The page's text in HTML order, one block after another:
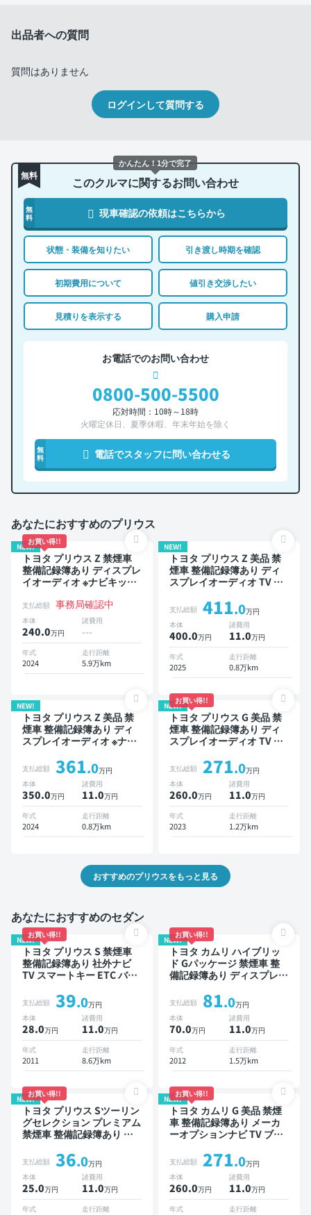
出品者への質問
質問はありません
ログインして質問する
無料 このクルマに関するお問い合わせ
無
料
現車確認の依頼はこちらから
状態・装備を知りたい 引き渡し時期を確認
初期費用について 値引き交渉したい
見積りを表示する 購入申請
お電話でのお問い合わせ
0800-500-5500
応対時間：10時～18時
火曜定休日、夏季休暇、年末年始を除く
無
料
電話でスタッフに問い合わせる
あなたにおすすめのプリウス
NEW!
お買い得!!
トヨタ プリウス Z 禁煙車
整備記録簿あり ディスプレ
イオーディオ ※ナビキット
トモニター デジタルインナ
ーミラー オートクルーズ
スマートキー ETC バック
モニター 全方位カメラ ド
ライブレコーダー 衝突軽減
支払総額 事務局確認中
本体
240.0万円
諸費用
---
年式
2024
走行距離
5.9万km
NEW!
トヨタ プリウス Z 美品 禁
煙車 整備記録簿あり ディ
スプレイオーディオ TV ブ
デジタルインナーミラー オ
ートクルーズ スマートキー
ETC サンルーフ 電動バッ
クドア バックモニター 全
方位カメラ ドライブレコー
ダー 衝突軽減
支払総額 411.0万円
本体
400.0万円
諸費用
11.0万円
年式
2025
走行距離
0.8万km
NEW!
トヨタ プリウス Z 美品 禁
煙車 整備記録簿あり ディ
スプレイオーディオ ※ナビ
スポットモニター デジタル
インナーミラー オートクル
ーズ 電動バックドア バッ
クモニター 全方位カメラ
ドライブレコーダー 衝突軽
減
支払総額 361.0万円
本体
350.0万円
諸費用
11.0万円
年式
2024
走行距離
0.8万km
NEW!
お買い得!!
トヨタ プリウス G 美品 禁
煙車 整備記録簿あり ディ
スプレイオーディオ TV ブ
オートクルーズ スマートキ
ー ETC バックモニター ド
ライブレコーダー 衝突軽減
支払総額 271.0万円
本体
260.0万円
諸費用
11.0万円
年式
2023
走行距離
1.2万km
おすすめのプリウスをもっと見る
あなたにおすすめのセダン
NEW!
お買い得!!
トヨタ プリウス S 禁煙車
整備記録簿あり 社外ナビ
TV スマートキー ETC バッ
ダー
支払総額 39.0万円
本体
28.0万円
諸費用
11.0万円
年式
2011
走行距離
8.6万km
NEW!
お買い得!!
トヨタ カムリ ハイブリッ
ド Gパッケージ 禁煙車 整
備記録簿あり ディスプレイ
り TV スマートキー ETC バ
ックモニター ドライブレコ
ーダー
支払総額 81.0万円
本体
70.0万円
諸費用
11.0万円
年式
2012
走行距離
1.5万km
NEW!
お買い得!!
トヨタ プリウス Sツーリン
グセレクション プレミアム
禁煙車 整備記録簿あり デ
スマートキー ETC バック
モニター
支払総額 36.0万円
本体
25.0万円
諸費用
11.0万円
年式
走行距離
NEW!
お買い得!!
トヨタ カムリ G 美品 禁煙
車 整備記録簿あり メーカ
ーオプションナビ TV ブラ
ートクルーズ スマートキー
ETC バックモニター ドラ
イブレコーダー 衝突軽減
支払総額 271.0万円
本体
260.0万円
諸費用
11.0万円
年式
走行距離
かんたん！1分で完了